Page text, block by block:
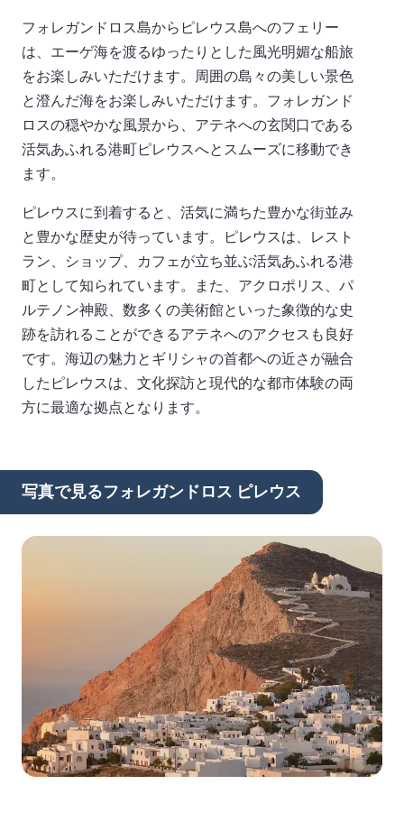
フォレガンドロス島からピレウス島へのフェリー
は、エーゲ海を渡るゆったりとした風光明媚な船旅
をお楽しみいただけます。周囲の島々の美しい景色
と澄んだ海をお楽しみいただけます。フォレガンド
ロスの穏やかな風景から、アテネへの玄関口である
活気あふれる港町ピレウスへとスムーズに移動でき
ます。
ピレウスに到着すると、活気に満ちた豊かな街並み
と豊かな歴史が待っています。ピレウスは、レスト
ラン、ショップ、カフェが立ち並ぶ活気あふれる港
町として知られています。また、アクロポリス、パ
ルテノン神殿、数多くの美術館といった象徴的な史
跡を訪れることができるアテネへのアクセスも良好
です。海辺の魅力とギリシャの首都への近さが融合
したピレウスは、文化探訪と現代的な都市体験の両
方に最適な拠点となります。
写真で見るフォレガンドロス ピレウス